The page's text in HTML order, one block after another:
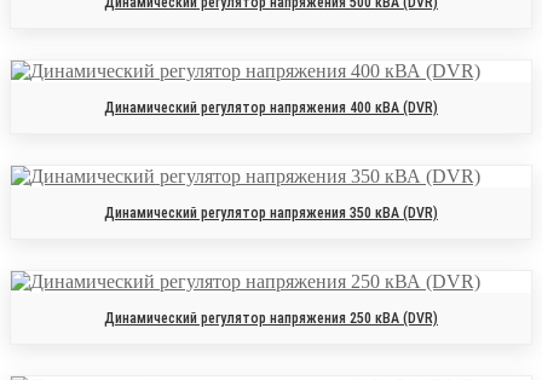
Динамический регулятор напряжения 400 кВА (DVR)
Динамический регулятор напряжения 350 кВА (DVR)
Динамический регулятор напряжения 250 кВА (DVR)